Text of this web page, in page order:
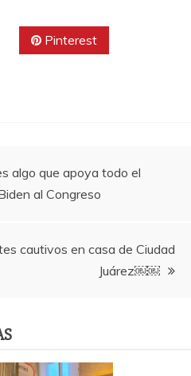
Pinterest
algo que apoya todo el
al Congreso
cautivos en casa de Ciudad
Juárez￼￼